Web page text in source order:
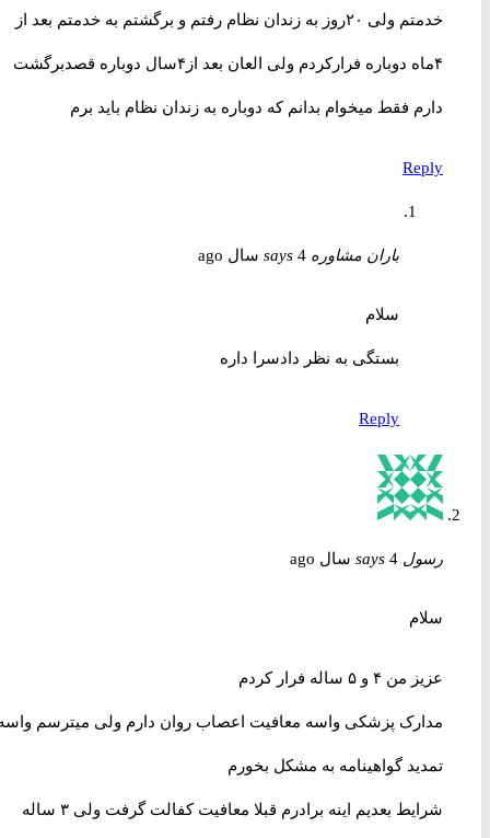
خدمتم ولی ۲۰روز به زندان نظام رفتم و برگشتم به خدمتم بعد از
۴ماه دوباره فرارکردم ولی العان بعد از۴سال دوباره قصدبرگشت
دارم فقط میخوام بدانم که دوباره به زندان نظام باید برم
Reply
باران مشاوره says 4 سال ago
سلام
بستگی به نظر دادسرا داره
Reply
رسول says 4 سال ago
سلام
عزیز من ۴ و ۵ ساله فرار کردم
مدارک پزشکی واسه معافیت اعصاب روان دارم ولی میترسم واسه
تمدید گواهینامه به مشکل بخورم
شرایط بعدیم اینه برادرم قبلا معافیت کفالت گرفت ولی ۳ ساله